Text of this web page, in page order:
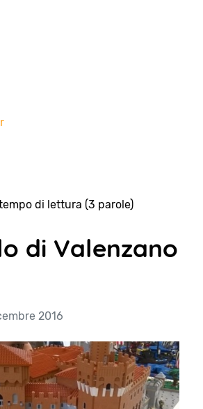
di lettura (3 parole)
di Valenzano
2016